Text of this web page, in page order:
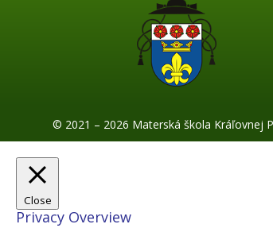
© 2021 – 2026 Materská škola Kráľovnej
Close
Privacy Overview